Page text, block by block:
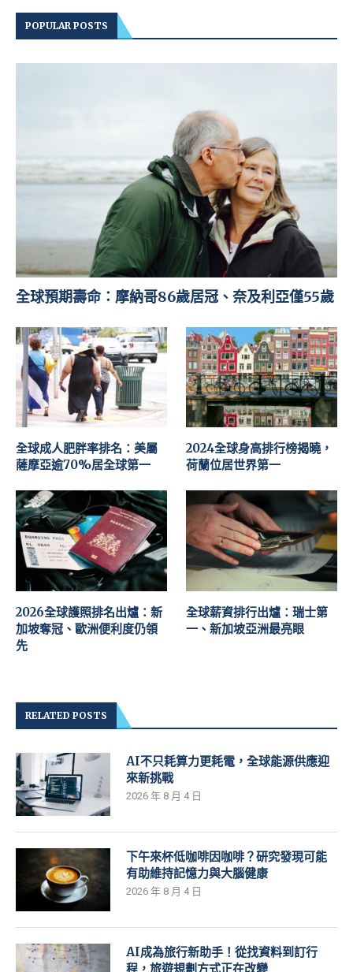
POPULAR POSTS
全球預期壽命：摩納哥86歲居冠、奈及利亞僅55歲
全球成人肥胖率排名：美屬
薩摩亞逾70%居全球第一
2024全球身高排行榜揭曉，
荷蘭位居世界第一
2026全球護照排名出爐：新
加坡奪冠、歐洲便利度仍領
先
全球薪資排行出爐：瑞士第
一、新加坡亞洲最亮眼
RELATED POSTS
AI不只耗算力更耗電，全球能源供應迎
來新挑戰
2026 年 8 月 4 日
下午來杯低咖啡因咖啡？研究發現可能
有助維持記憶力與大腦健康
2026 年 8 月 4 日
AI成為旅行新助手！從找資料到訂行
程，旅遊規劃方式正在改變